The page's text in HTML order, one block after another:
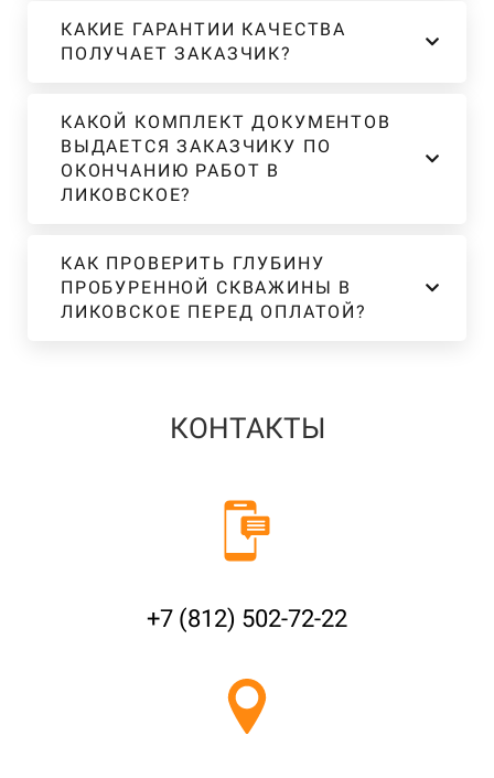
КАКИЕ ГАРАНТИИ КАЧЕСТВА
ПОЛУЧАЕТ ЗАКАЗЧИК?
КАКОЙ КОМПЛЕКТ ДОКУМЕНТОВ
ВЫДАЕТСЯ ЗАКАЗЧИКУ ПО
ОКОНЧАНИЮ РАБОТ В
ЛИКОВСКОЕ?
КАК ПРОВЕРИТЬ ГЛУБИНУ
ПРОБУРЕННОЙ СКВАЖИНЫ В
ЛИКОВСКОЕ ПЕРЕД ОПЛАТОЙ?
КОНТАКТЫ
+7 (812) 502-72-22